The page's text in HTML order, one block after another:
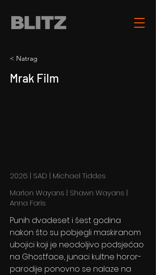
< Natrag
Mrak Film
2026 | SAD | Michael Tiddes
Marlon Wayans | Shawn Wayans |
Anna Faris
Punih dvadeset i šest godina
nakon što su pobjegli maskiranom
ubojici koji je neodoljivo podsjećao
na Ghostface, junaci kultne horor-
parodije ponovno se nalaze na